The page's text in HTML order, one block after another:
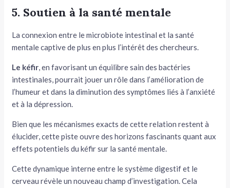
5. Soutien à la santé mentale
La connexion entre le microbiote intestinal et la santé
mentale captive de plus en plus l’intérêt des chercheurs.
Le kéfir, en favorisant un équilibre sain des bactéries
intestinales, pourrait jouer un rôle dans l’amélioration de
l’humeur et dans la diminution des symptômes liés à l’anxiété
et à la dépression.
Bien que les mécanismes exacts de cette relation restent à
élucider, cette piste ouvre des horizons fascinants quant aux
effets potentiels du kéfir sur la santé mentale.
Cette dynamique interne entre le système digestif et le
cerveau révèle un nouveau champ d’investigation. Cela